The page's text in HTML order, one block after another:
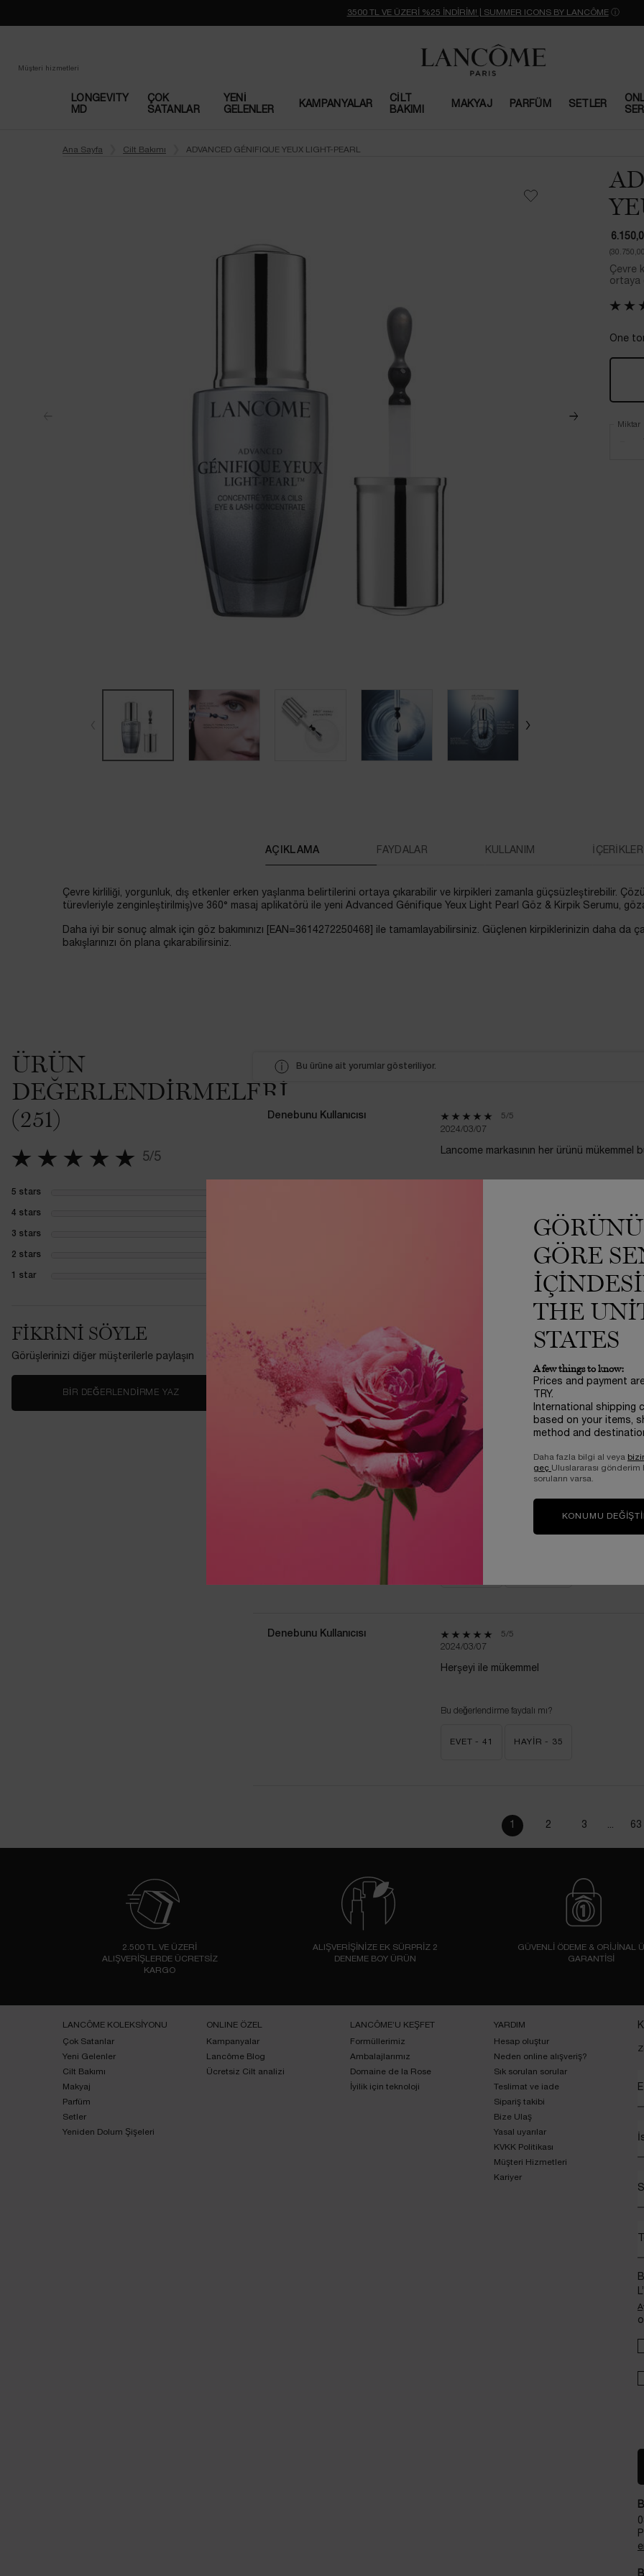
3500 TL VE ÜZERİ %25 İNDİRİM! | SUMMER ICONS BY LANCÔME ⓘ
Müşteri hizmetleri
LONGEVITY
MD
ÇOK
SATANLAR​
YENI
GELENLER
KAMPANYALAR
CILT
BAKIMI
MAKYAJ PARFÜM SETLER
Ana Sayfa
Cilt Bakımı ADVANCED GÉNIFIQUE YEUX LIGHT-PEARL
Çevre
ortaya
One
Miktar
AÇIKLAMA FAYDALAR KULLANIM İÇERİKLER
Çevre kirliliği, yorgunluk, dış etkenler erken yaşlanma belirtilerini ortaya çıkarabilir ve kirpikleri zamanla güçsüzleştirebilir.
türevleriyle zenginleştirilmiş)ve 360° masaj aplikatörü ile yeni Advanced Génifique Yeux Light Pearl Göz & Kirpik Serumu,
Daha iyi bir sonuç almak için göz bakımınızı [EAN=3614272250468] ile tamamlayabilirsiniz. Güçlenen kirpiklerinizin daha da
bakışlarınızı ön plana çıkarabilirsiniz.
ÜRÜN
DEĞERLENDIRMELERI
(251)
5 out of 5 stars. 5/5
5 stars
4 stars
3 stars
2 stars
1 star
FIKRINI SÖYLE
Görüşlerinizi diğer müşterilerle paylaşın
BIR DEĞERLENDIRME YAZ
Bu ürüne ait yorumlar gösteriliyor.
Denebunu Kullanıcısı 5 out of 5 stars. 5/5
2024/03/07
Lancome markasının her ürünü mükemmel
HAYIR - 40
Bu değerlendirme faydalı mı?
EVET - HAYIR -39
Denebunu Kullanıcısı 4 out of 5 stars.
2024/03/07
Kullanımı kolay ama kısa süreli kullandım
Denebunu Kullanıcısı 5 out of 5 stars. 5/5
2024/03/07
Herşeyi ile mükemmel
Bu değerlendirme faydalı mı?
EVET - 41 HAYIR - 35
Page 1 of 63. Current page
2 3 ... 63
2.500 TL VE ÜZERİ
ALIŞVERİŞLERDE ÜCRETSİZ
KARGO
ALIŞVERİŞİNİZE EK SÜRPRİZ 2
DENEME BOY ÜRÜN
GÜVENLİ ÖDEME & ORİJİNAL
GARANTİSİ
LANCÔME KOLEKSİYONU
Çok Satanlar
Yeni Gelenler
Cilt Bakımı
Makyaj
Parfüm
Setler
Yeniden Dolum Şişeleri
ONLINE ÖZEL
Kampanyalar
Lancôme Blog
Ücretsiz Cilt analizi
LANCÔME’U KEŞFET
Formüllerimiz
Ambalajlarımız
Domaine de la Rose
İyilik için teknoloji
YARDIM
Hesap oluştur
Neden online alışveriş?
Sık sorulan sorular
Teslimat ve iade
Sipariş takibi
Bize Ulaş
Yasal uyarılar
KVKK Politikası
Müşteri Hizmetleri
Kariyer
GÖRE
THE
STATES
A few things to know:
Prices and payment
TRY.
International shipping
based on your items,
method and
Daha fazla bilgi al veya
geç Uluslararası gönderim
soruların varsa.
KONUMU